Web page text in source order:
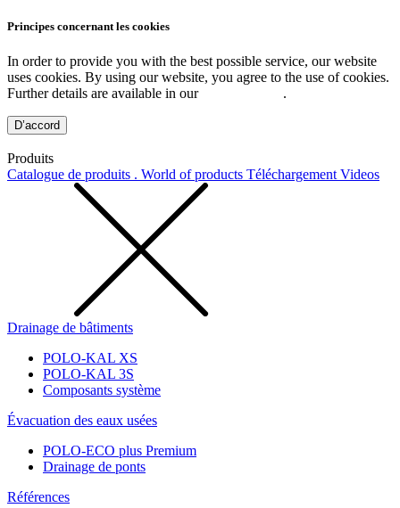
Principes concernant les cookies
In order to provide you with the best possible service, our website
uses cookies. By using our website, you agree to the use of cookies.
Further details are available in our
.
D’accord
Produits
Catalogue de produits . World of products Téléchargement Videos
Drainage de bâtiments
POLO-KAL XS
POLO-KAL 3S
Composants système
Évacuation des eaux usées
POLO-ECO plus Premium
Drainage de ponts
Références